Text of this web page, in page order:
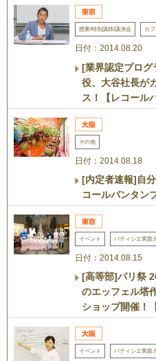
授業/特別講師/講演会 カ
日付：2014.08.20
[業界認定プログ
役、大谷社長が
ス！【レコール
その他
日付：2014.08.18
[内定者速報]自
コールバンタン
イベント パティシエ実践
日付：2014.08.15
[高等部]パリ祭
のエッフェル塔
ショップ開催！
イベント パティシエ実践